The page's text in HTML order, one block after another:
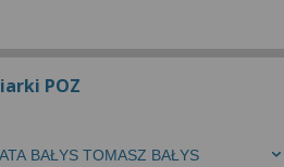
POZ
BAŁYS TOMASZ BAŁYS